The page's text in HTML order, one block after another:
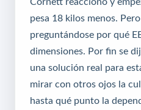
pesa 18 kilos menos.
preguntándose por qué
dimensiones. Por fin se
una solución real para
mirar con otros ojos la
hasta qué punto la